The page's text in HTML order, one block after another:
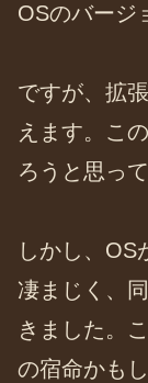
OSのバージ
ですが、拡
えます。こ
ろうと思って
しかし、OS
凄まじく、
きました。
の宿命かも